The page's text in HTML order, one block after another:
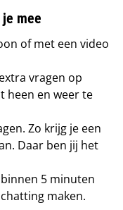
mee
of met een video
vragen op
heen en weer te
Zo krijg je een
Daar ben jij het
5 minuten
maken.